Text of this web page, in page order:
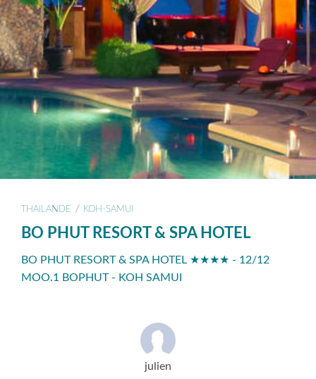
THAILANDE / KOH-SAMUI
BO PHUT RESORT & SPA HOTEL
BO PHUT RESORT & SPA HOTEL ★★★★ - 12/12
MOO.1 BOPHUT - KOH SAMUI
julien